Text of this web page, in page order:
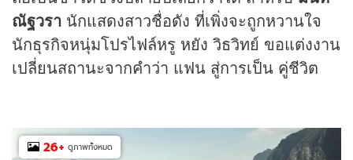
ณัฐวรา นักแสดงสาวชื่อดัง ที่เพิ่งจะถูกหวานใจ
นักธุรกิจหนุ่มโปรไฟล์หรู หยัง วิธวิทย์ ขอแต่งงาน
เปลี่ยนสถานะจากคำว่า แฟน สู่การเป็น คู่ชีวิต
26+ ดูภาพทั้งหมด